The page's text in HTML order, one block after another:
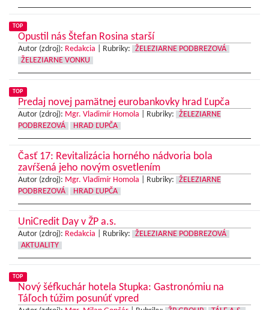
TOP
Opustil nás Štefan Rosina starší
Autor (zdroj): Redakcia Rubriky:
ŽELEZIARNE PODBREZOVÁ
ŽELEZIARNE VONKU
TOP
Predaj novej pamätnej eurobankovky hrad Ľupča
Autor (zdroj): Mgr. Vladimír Homola Rubriky:
ŽELEZIARNE
PODBREZOVÁ
HRAD ĽUPČA
Časť 17: Revitalizácia horného nádvoria bola
zavŕšená jeho novým osvetlením
Autor (zdroj): Mgr. Vladimír Homola Rubriky:
ŽELEZIARNE
PODBREZOVÁ
HRAD ĽUPČA
UniCredit Day v ŽP a.s.
Autor (zdroj): Redakcia Rubriky:
ŽELEZIARNE PODBREZOVÁ
AKTUALITY
TOP
Nový šéfkuchár hotela Stupka: Gastronómiu na
Táľoch túžim posunúť vpred